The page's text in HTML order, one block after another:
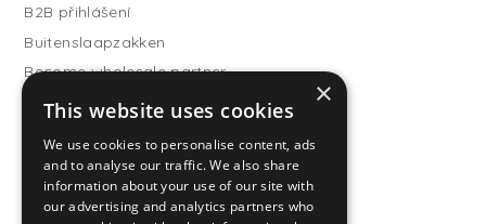
B2B přihlášení
Buitenslaapzakken
Become wholesale partner
Customer service
FAQ
Shipping
Vrácení
×
This website uses cookies
We use cookies to personalise content, ads
and to analyse our traffic. We also share
information about your use of our site with
our advertising and analytics partners who